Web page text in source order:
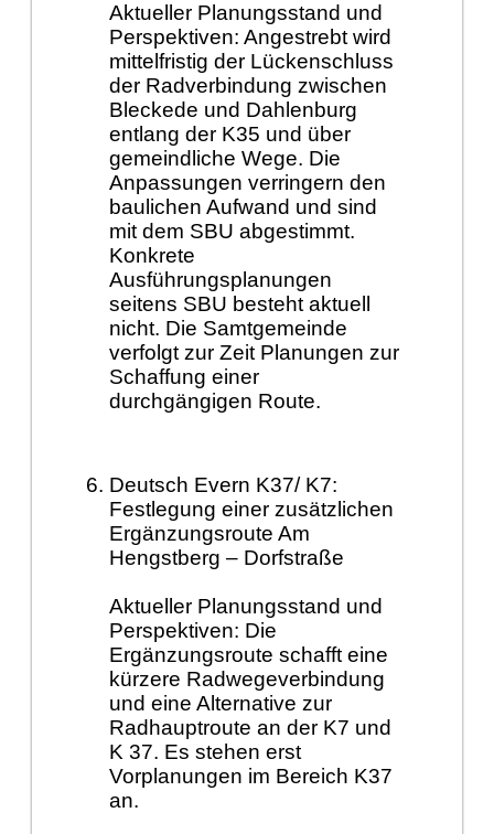
Aktueller Planungsstand und
Perspektiven: Angestrebt wird
mittelfristig der Lückenschluss
der Radverbindung zwischen
Bleckede und Dahlenburg
entlang der K35 und über
gemeindliche Wege. Die
Anpassungen verringern den
baulichen Aufwand und sind
mit dem SBU abgestimmt.
Konkrete
Ausführungsplanungen
seitens SBU besteht aktuell
nicht. Die Samtgemeinde
verfolgt zur Zeit Planungen zur
Schaffung einer
durchgängigen Route.
Deutsch Evern K37/ K7:
Festlegung einer zusätzlichen
Ergänzungsroute Am
Hengstberg – Dorfstraße
Aktueller Planungsstand und
Perspektiven: Die
Ergänzungsroute schafft eine
kürzere Radwegeverbindung
und eine Alternative zur
Radhauptroute an der K7 und
K 37. Es stehen erst
Vorplanungen im Bereich K37
an.